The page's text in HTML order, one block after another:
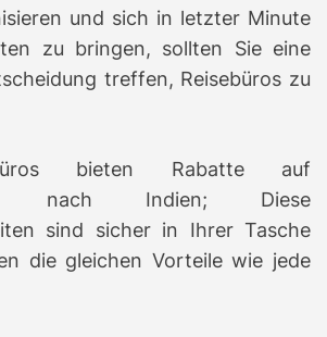
und sich in letzter Minute
zu bringen, sollten Sie eine
treffen, Reisebüros zu
bieten Rabatte auf
nach Indien; Diese
sind sicher in Ihrer Tasche
die gleichen Vorteile wie jede